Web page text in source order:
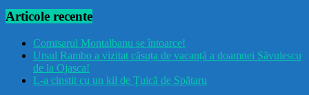
Articole recente
Comisarul Montalbanu se întoarce!
Ursul Rambo a vizitat căsuța de vacanță a doamnei Săvulescu
de la Ojasca!
L-a cinstit cu un kil de Țuică de Spătaru